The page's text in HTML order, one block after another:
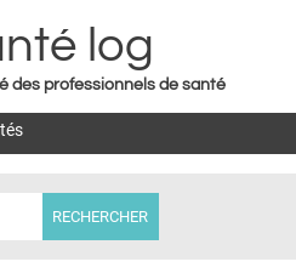
navigation
log
des professionnels de santé